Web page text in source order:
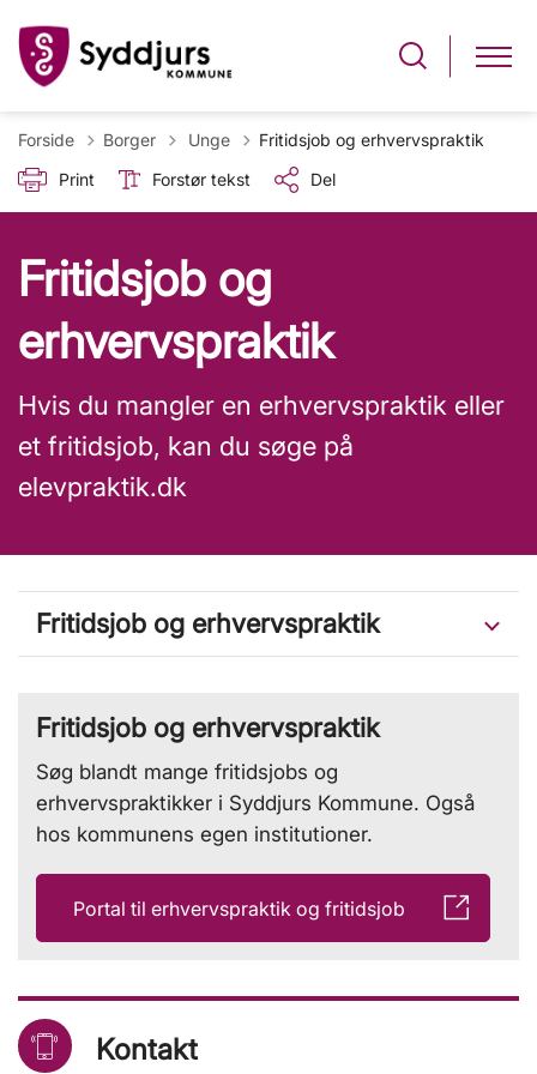
Forside Borger Tilbage til
Unge
Fritidsjob og erhvervspraktik
Print
Forstør tekst Del
Fritidsjob og
erhvervspraktik
Hvis du mangler en erhvervspraktik eller
et fritidsjob, kan du søge på
elevpraktik.dk
Fritidsjob og erhvervspraktik
Fritidsjob og erhvervspraktik
Søg blandt mange fritidsjobs og
erhvervspraktikker i Syddjurs Kommune. Også
hos kommunens egen institutioner.
Portal til erhvervspraktik og fritidsjob
Kontakt